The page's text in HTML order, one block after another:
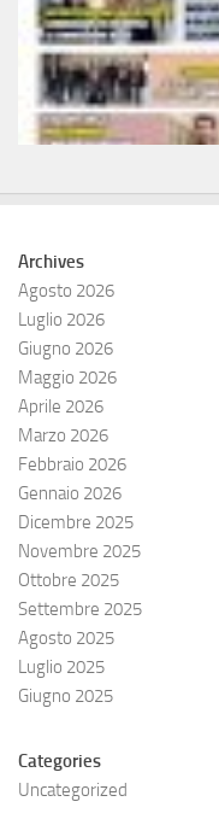
Archives
Agosto 2026
Luglio 2026
Giugno 2026
Maggio 2026
Aprile 2026
Marzo 2026
Febbraio 2026
Gennaio 2026
Dicembre 2025
Novembre 2025
Ottobre 2025
Settembre 2025
Agosto 2025
Luglio 2025
Giugno 2025
Categories
Uncategorized